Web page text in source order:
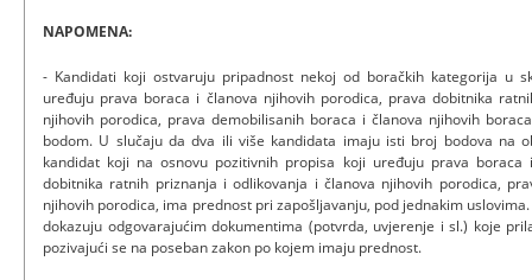
NAPOMENA:
- Kandidati koji ostvaruju pripadnost nekoj od boračkih kategorija u
uređuju prava boraca i članova njihovih porodica, prava dobitnika
njihovih porodica, prava demobilisanih boraca i članova njihovih
bodom. U slučaju da dva ili više kandidata imaju isti broj bodova na
kandidat koji na osnovu pozitivnih propisa koji uređuju prava boraca
dobitnika ratnih priznanja i odlikovanja i članova njihovih porodica,
njihovih porodica, ima prednost pri zapošljavanju, pod jednakim
dokazuju odgovarajućim dokumentima (potvrda, uvjerenje i sl.) koje
pozivajući se na poseban zakon po kojem imaju prednost.